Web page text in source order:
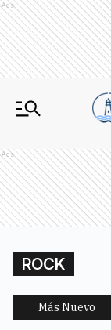
Ads
Ads
ROCK
Más Nuevo